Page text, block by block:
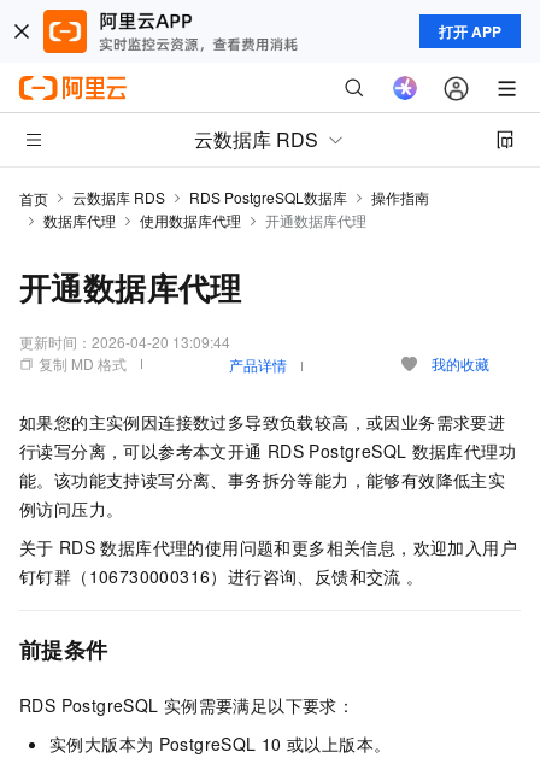
打开 APP
云数据库 RDS
首页 云数据库 RDS RDS PostgreSQL数据库
操作指南
数据库代理
使用数据库代理 开通数据库代理
开通数据库代理
更新时间： 2026-04-20 13:09:44
复制 MD 格式
产品详情 我的收藏
如果您的主实例因连接数过多导致负载较高，或因业务需求要进
行读写分离，可以参考本文开通 RDS PostgreSQL 数据库代理功
能。该功能支持读写分离、事务拆分等能力，能够有效降低主实
例访问压力。
关于 RDS 数据库代理的使用问题和更多相关信息，欢迎加入用户
钉钉群（106730000316）进行咨询、反馈和交流 。
前提条件
RDS PostgreSQL 实例需要满足以下要求：
实例大版本为 PostgreSQL 10 或以上版本。